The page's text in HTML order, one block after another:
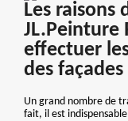
Les raisons
JL.Peinture
effectuer
des façades
Un grand nombre de
fait, il est